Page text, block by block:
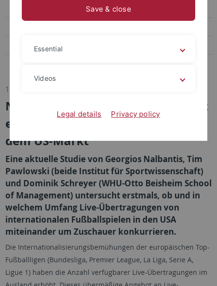
Biomechanik, Bewegungs- und Trainingswissenschaft
Bildungs- und Gesundheitsforschung im Sport
17.11.2022
Neue Erkenntnisse zur Konkurrenz
europäischer Top-Fußballligen auf
dem US-Markt
Eine aktuelle Studie von Georgios Nalbantis, Tim
Pawlowski (beide Institut für Sportwissenschaft)
und Dominik Schreyer (WHU-Otto Beisheim School
of Management) untersucht erstmals, ob und in
welchem Umfang Live-Übertragungen von
internationalen Fußballspielen in den USA
miteinander um Zuschauer konkurrieren.
Die Internationalisierungsbemühungen der europäischen Top-
Fußballligen (Bundesliga, Premier League, La Liga, Serie A,
Ligue 1) haben die Anzahl verfügbarer Live-Übertragungen im
Save & close
Essential
Videos
Legal details Privacy policy